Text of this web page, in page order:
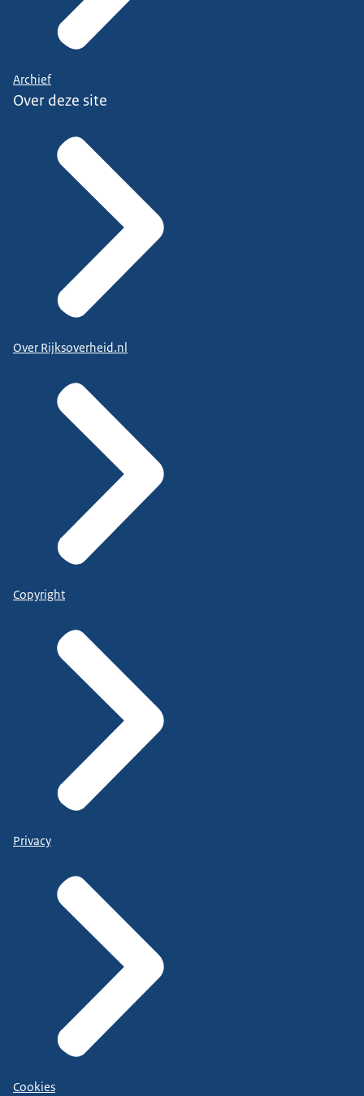
Archief
Over deze site
Over Rijksoverheid.nl
Copyright
Privacy
Cookies